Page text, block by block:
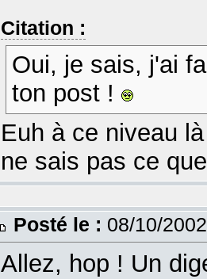
Citation :
Oui, je sais, j'ai
ton post !
Euh à ce niveau
ne sais pas ce
Posté le : 08/10/
Allez, hop ! Un